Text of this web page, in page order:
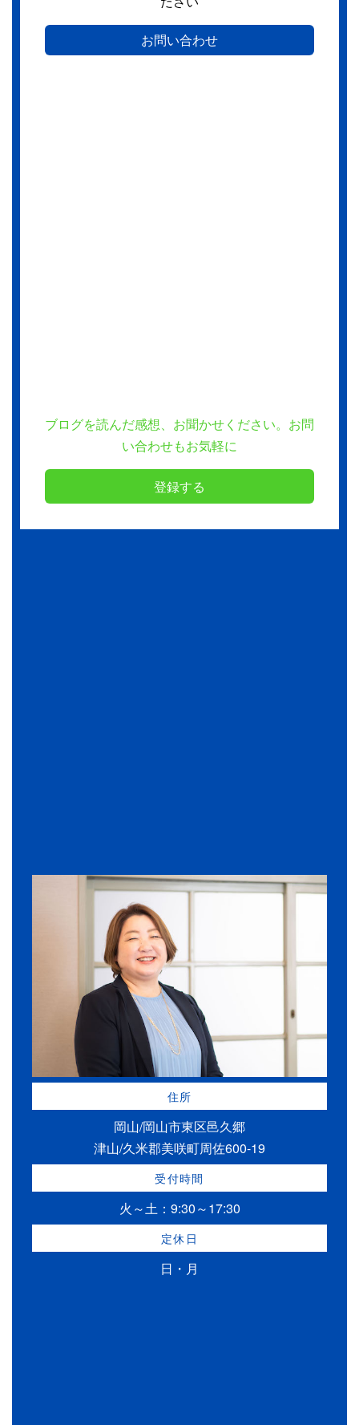
お問い合わせ
ブログを読んだ感想、お聞かせください。お問
い合わせもお気軽に
登録する
住所
岡山/岡山市東区邑久郷
津山/久米郡美咲町周佐600-19
受付時間
火～土：9:30～17:30
定休日
日・月